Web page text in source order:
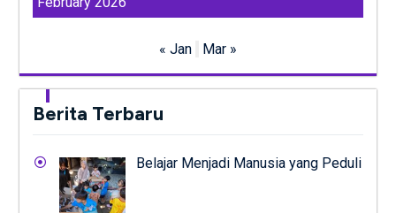
« Jan Mar »
Berita Terbaru
Belajar Menjadi Manusia yang Peduli